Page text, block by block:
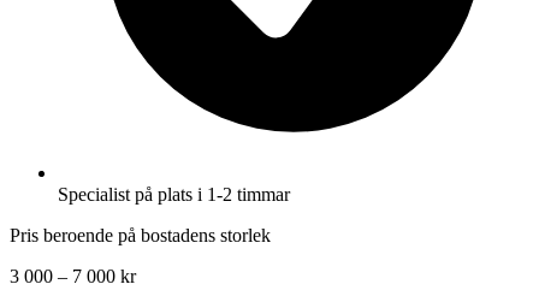
Specialist på plats i 1-2 timmar
Pris beroende på bostadens storlek
3 000 – 7 000 kr